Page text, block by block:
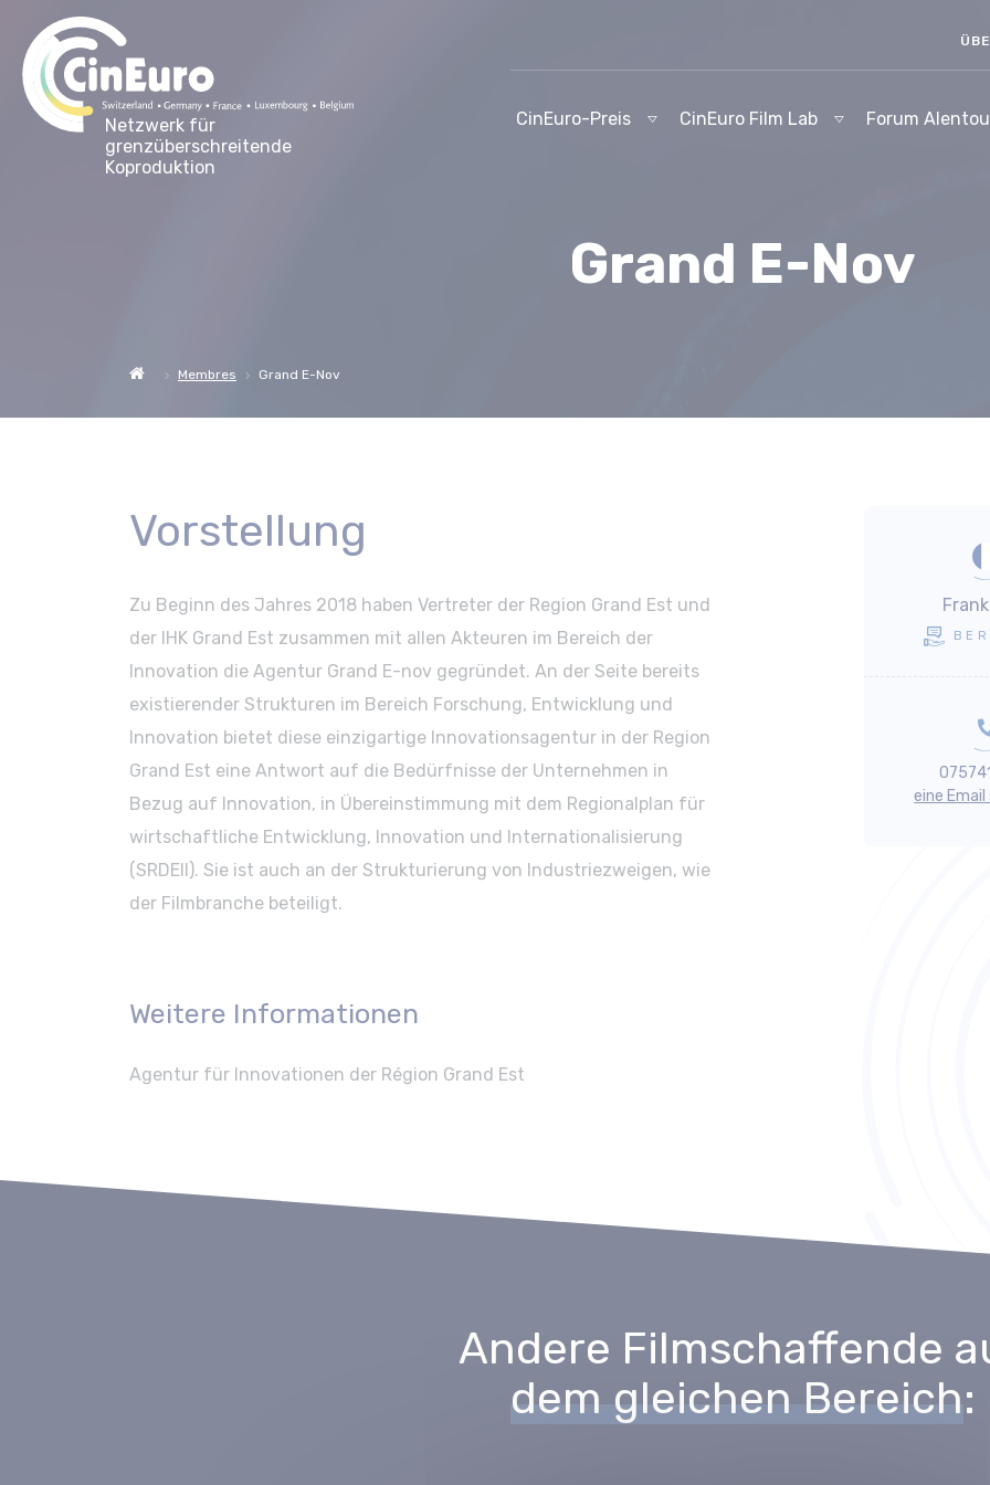
CinEuro-Preis CinEuro Film Lab Forum
Netzwerk für
grenzüberschreitende
Koproduktion
Grand E-Nov
Membres Grand E-Nov
eine
Vorstellung
Zu Beginn des Jahres 2018 haben Vertreter der Region Grand Est und
der IHK Grand Est zusammen mit allen Akteuren im Bereich der
Innovation die Agentur Grand E-nov gegründet. An der Seite bereits
existierender Strukturen im Bereich Forschung, Entwicklung und
Innovation bietet diese einzigartige Innovationsagentur in der Region
Grand Est eine Antwort auf die Bedürfnisse der Unternehmen in
Bezug auf Innovation, in Übereinstimmung mit dem Regionalplan für
wirtschaftliche Entwicklung, Innovation und Internationalisierung
(SRDEII). Sie ist auch an der Strukturierung von Industriezweigen, wie
der Filmbranche beteiligt.
Weitere Informationen
Agentur für Innovationen der Région Grand Est
Andere Filmschaffende
dem gleichen Bereich: